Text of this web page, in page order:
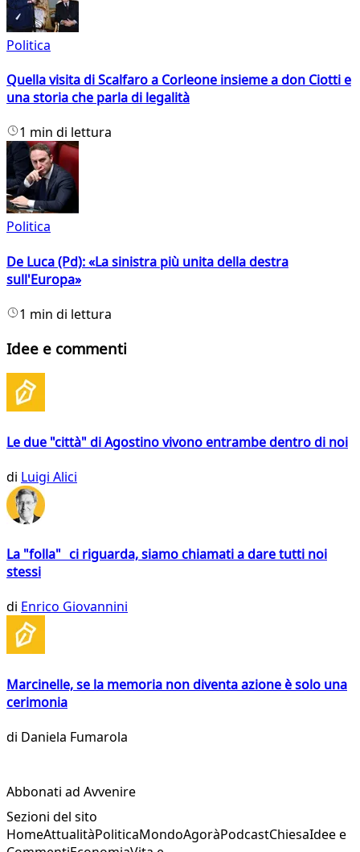
Politica
Quella visita di Scalfaro a Corleone insieme a don Ciotti e
una storia che parla di legalità
1 min di lettura
Politica
De Luca (Pd): «La sinistra più unita della destra
sull'Europa»
1 min di lettura
Idee e commenti
Le due "città" di Agostino vivono entrambe dentro di noi
di Luigi Alici
La "folla" ci riguarda, siamo chiamati a dare tutti noi
stessi
di Enrico Giovannini
Marcinelle, se la memoria non diventa azione è solo una
cerimonia
di Daniela Fumarola
Abbonati ad Avvenire
Sezioni del sito
HomeAttualitàPoliticaMondoAgoràPodcastChiesaIdee e